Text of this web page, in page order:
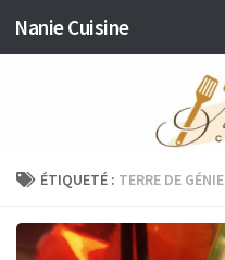
Skip to content
Nanie Cuisine
ÉTIQUETÉ : TERRE DE GÉNIE